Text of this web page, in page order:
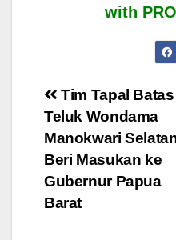
with
Post
navigation
Tim Tapal Batas
Teluk Wondama
Manokwari
Beri Masukan ke
Gubernur Papua
Barat